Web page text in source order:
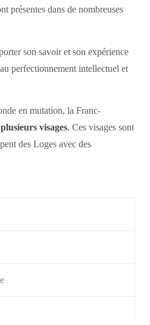
présentes dans de nombreuses
son savoir et son expérience
perfectionnement intellectuel et
en mutation, la Franc-
plusieurs visages. Ces visages sont
des Loges avec des